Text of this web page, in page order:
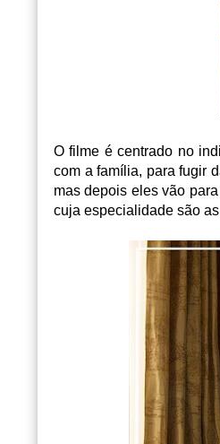
O filme é centrado no
com a família, para fugir
mas depois eles vão
cuja especialidade são